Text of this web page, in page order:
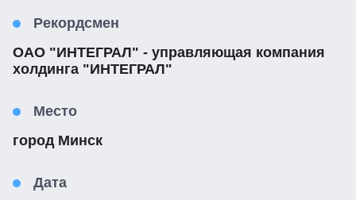
Рекордсмен
ОАО "ИНТЕГРАЛ" - управляющая компания
холдинга "ИНТЕГРАЛ"
Место
город Минск
Дата